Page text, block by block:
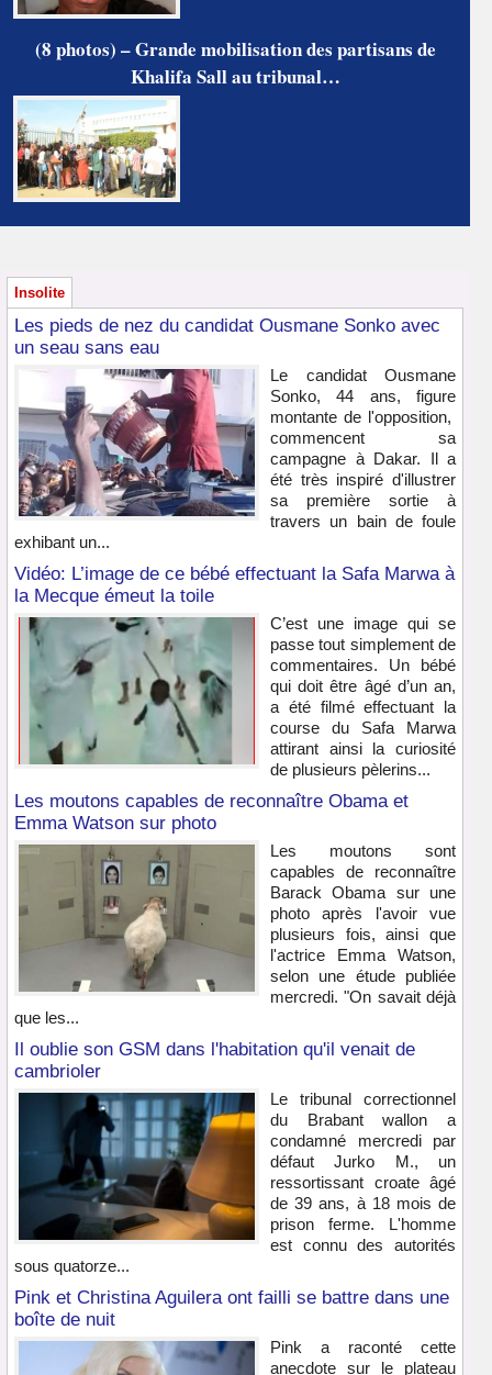
(8 photos) – Grande mobilisation des partisans de
Khalifa Sall au tribunal…
Insolite
Les pieds de nez du candidat Ousmane Sonko avec
un seau sans eau
Le candidat Ousmane
Sonko, 44 ans, figure
montante de l'opposition,
commencent sa
campagne à Dakar. Il a
été très inspiré d'illustrer
sa première sortie à
travers un bain de foule
exhibant un...
Vidéo: L’image de ce bébé effectuant la Safa Marwa à
la Mecque émeut la toile
C’est une image qui se
passe tout simplement de
commentaires. Un bébé
qui doit être âgé d’un an,
a été filmé effectuant la
course du Safa Marwa
attirant ainsi la curiosité
de plusieurs pèlerins...
Les moutons capables de reconnaître Obama et
Emma Watson sur photo
Les moutons sont
capables de reconnaître
Barack Obama sur une
photo après l'avoir vue
plusieurs fois, ainsi que
l'actrice Emma Watson,
selon une étude publiée
mercredi. "On savait déjà
que les...
Il oublie son GSM dans l'habitation qu'il venait de
cambrioler
Le tribunal correctionnel
du Brabant wallon a
condamné mercredi par
défaut Jurko M., un
ressortissant croate âgé
de 39 ans, à 18 mois de
prison ferme. L'homme
est connu des autorités
sous quatorze...
Pink et Christina Aguilera ont failli se battre dans une
boîte de nuit
Pink a raconté cette
anecdote sur le plateau